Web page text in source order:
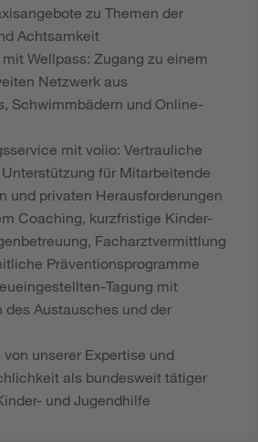
zu Themen der
Achtsamkeit
Wellpass: Zugang zu einem
Netzwerk aus
Schwimmbädern und Online-
mit voiio: Vertrauliche
für Mitarbeitende
und privaten Herausforderungen
Coaching, kurzfristige Kinder-
Facharztvermittlung
Präventionsprogramme
Tagung mit
des Austausches und der
unserer Expertise und
als bundesweit tätiger
und Jugendhilfe